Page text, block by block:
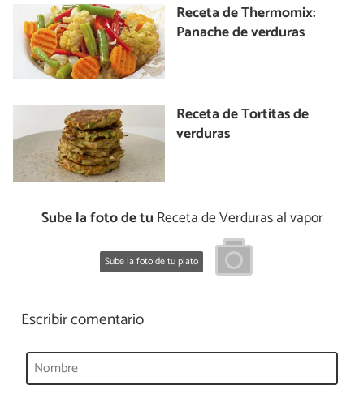
Receta de Thermomix:
Panache de verduras
Receta de Tortitas de
verduras
Sube la foto de tu Receta de Verduras al vapor
Sube la foto de tu plato
Escribir comentario